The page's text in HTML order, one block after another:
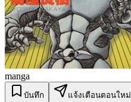
manga
บันทึก แจ้งเตือนตอนใหม่